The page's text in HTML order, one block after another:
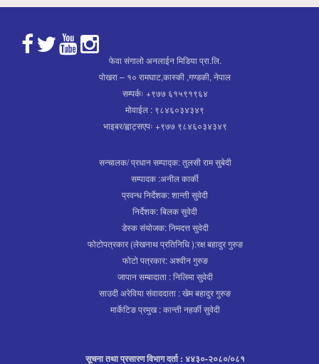
फेवा संगालो अनलाईन मिडिया प्रा.लि.
पोखरा – १० रामघाट,कास्की ,गण्डकी, नेपाल
सम्पर्कः +९७७ ६१५९१९६४
मोवाईल : ९८४६०३४३४९
भाइबर/ह्वाट्सएपः +९७७ ९८४६०३४३४९
सन्चालक/ प्रधान सम्पाद्क: तुलसी राम सुबेदी
सम्पादक :अनील कार्की
प्रवन्ध निर्देशक: शान्ती सुवेदी
निर्देशक: बिलक सुवेदी
डेस्क संयोजक: निमदत्त सुवेदी
फोटोपत्रकार (लेखनाथ प्रतिनिधि ):रक्ष बहादुर गुरुङ
फोटो पत्रकार: अश्वीन गुरुङ
जापान सम्बादाता : निलिमा सुवेदी
साउदी अरेविया संवाददाता : खेम बहादुर गुरुङ
मार्केटिङ प्रमुख : कान्ती नहर्की सुवेदी
सूचना तथा प्रसारण विभाग दर्ता : ४४३०-२०८०/०८१